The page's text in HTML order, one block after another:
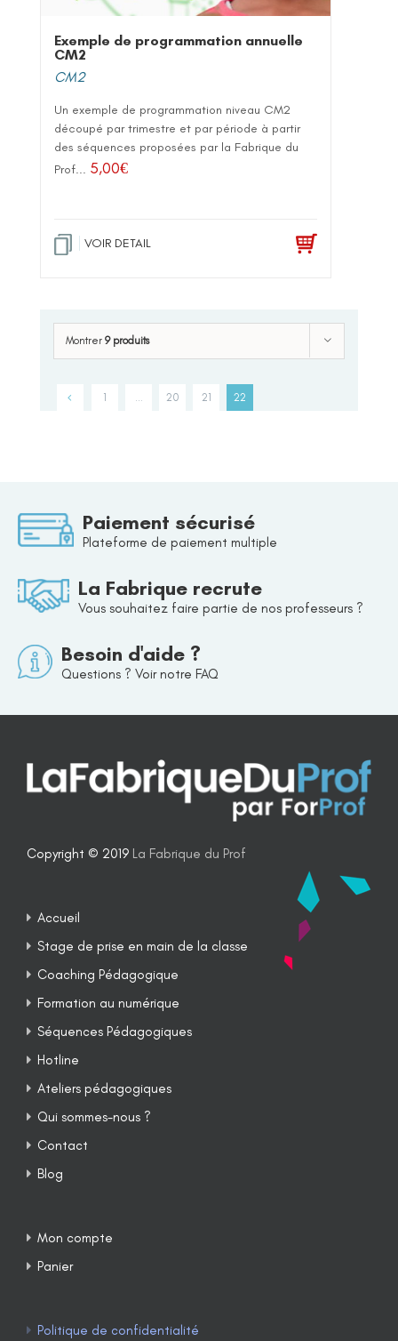
Exemple de programmation annuelle
CM2
CM2
Un exemple de programmation niveau CM2
découpé par trimestre et par période à partir
des séquences proposées par la Fabrique du
Prof... 5,00€
VOIR DETAIL
Montrer 9 produits
1 … 20 21 22
Paiement sécurisé
Plateforme de paiement multiple
La Fabrique recrute
Vous souhaitez faire partie de nos professeurs ?
Besoin d'aide ?
Questions ? Voir notre FAQ
Copyright © 2019 La Fabrique du Prof
Accueil
Stage de prise en main de la classe
Coaching Pédagogique
Formation au numérique
Séquences Pédagogiques
Hotline
Ateliers pédagogiques
Qui sommes-nous ?
Contact
Blog
Mon compte
Panier
Politique de confidentialité